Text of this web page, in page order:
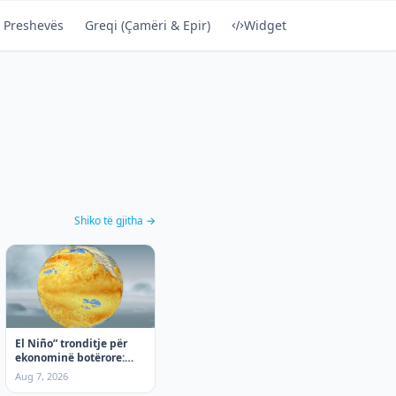
Greqi (Çamëri & Epir) Widget
Shiko të gjitha →
El Niño” tronditje për
ekonominë botërore:
Nga moti ekstrem te
rritja e çmimeve, çfarë
Aug 7, 2026